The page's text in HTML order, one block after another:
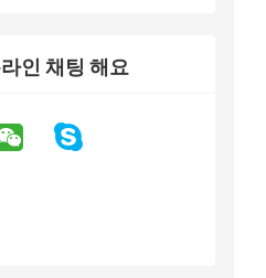
인 채팅 해요